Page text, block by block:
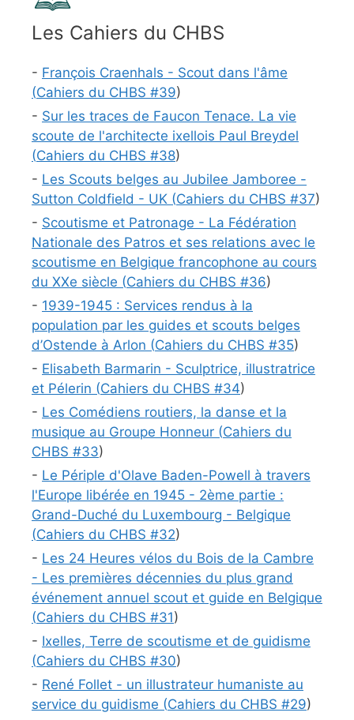
Les Cahiers du CHBS
- François Craenhals - Scout dans l'âme
(Cahiers du CHBS #39)
- Sur les traces de Faucon Tenace. La vie
scoute de l'architecte ixellois Paul Breydel
(Cahiers du CHBS #38)
- Les Scouts belges au Jubilee Jamboree -
Sutton Coldfield - UK (Cahiers du CHBS #37)
- Scoutisme et Patronage - La Fédération
Nationale des Patros et ses relations avec le
scoutisme en Belgique francophone au cours
du XXe siècle (Cahiers du CHBS #36)
- 1939-1945 : Services rendus à la
population par les guides et scouts belges
d’Ostende à Arlon (Cahiers du CHBS #35)
- Elisabeth Barmarin - Sculptrice, illustratrice
et Pélerin (Cahiers du CHBS #34)
- Les Comédiens routiers, la danse et la
musique au Groupe Honneur (Cahiers du
CHBS #33)
- Le Périple d'Olave Baden-Powell à travers
l'Europe libérée en 1945 - 2ème partie :
Grand-Duché du Luxembourg - Belgique
(Cahiers du CHBS #32)
- Les 24 Heures vélos du Bois de la Cambre
- Les premières décennies du plus grand
événement annuel scout et guide en Belgique
(Cahiers du CHBS #31)
- Ixelles, Terre de scoutisme et de guidisme
(Cahiers du CHBS #30)
- René Follet - un illustrateur humaniste au
service du guidisme (Cahiers du CHBS #29)